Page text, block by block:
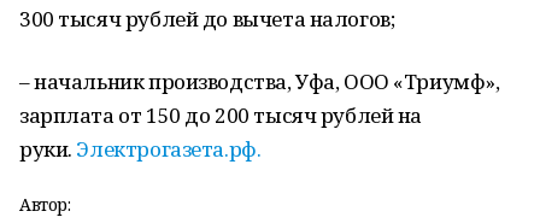
300 тысяч рублей до вычета налогов;
– начальник производства, Уфа, ООО «Триумф»,
зарплата от 150 до 200 тысяч рублей на
руки. Электрогазета.рф.
Автор: